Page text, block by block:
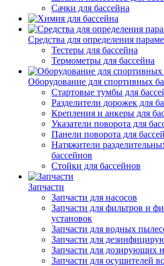
Сачки для бассейна
Средства для определения
Тестеры для бассейна
Термометры для бассейна
Оборудование для спортивных
Стартовые тумбы для
Разделители дорожек для
Крепления и анкеры для
Указатели поворота для
Панели поворота для
Натяжители
бассейнов
Стойки для бассейнов
Запчасти
Запчасти для насосов
Запчасти для фильтров и
установок
Запчасти для водных
Запчасти для
Запчасти для дозирующих
Запчасти для осушителей